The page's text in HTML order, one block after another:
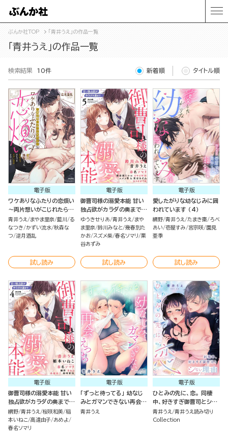
ぶんか社TOP 「青井うえ」の作品一覧
「青井うえ」の作品一覧
検索結果 10件 新着順 タイトル順
電子版
ワケありなふたりの恋煩い
～両片想いがこじれたら～
（4）
青井うえ まやま里奈 藍川
る
なつき
かずい流水 秋森な
つ 逆月酒乱
試し読み
電子版
御曹司様の溺愛本能 甘い
独占欲がカラダの奥まで
（5）
ゆうきせりあ 青井うえ
まや
ま里奈 鈴川みなと 幾春別た
かお スズメ柴 春名ソマリ 栗
谷あずみ
試し読み
電子版
愛したがりな幼なじみに囲
われています （4）
網野 青井うえ たまき棗 ろべ
あい 壱屋すみ 宮宗咲 園見
亜季
試し読み
電子版
御曹司様の溺愛本能 甘い
独占欲がカラダの奥まで
（4）
網野 青井うえ 桜咲和美 稲
本いねこ 高遠由子 あめよ
春名ソマリ
電子版
「ずっと待ってる」 幼なじ
みとガマンできない再会え
っち
青井うえ
電子版
ひとみの先に、恋。 同棲
中、好きすぎ御曹司とシな
い理由（単話版）
青井うえ
青井うえ読み切り
Collection